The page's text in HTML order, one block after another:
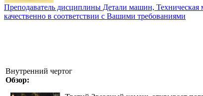
Преподаватель дисциплины Детали машин, Техническая
качественно в соответствии с Вашими требованиями
Внутренний чертог
Обзор: